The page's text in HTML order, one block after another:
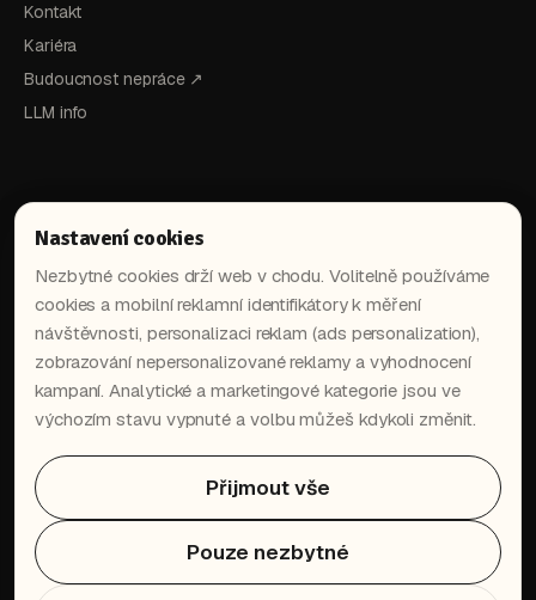
Kontakt
Kariéra
Budoucnost nepráce ↗
LLM info
Dostaň nejnovější AI postupy
přímo do tvé schránky.
Přihlášením souhlasíš sezpracováním osobních údajů.
Nastavení cookies
Nezbytné cookies drží web v chodu. Volitelně používáme
cookies a mobilní reklamní identifikátory k měření
návštěvnosti, personalizaci reklam (ads personalization),
zobrazování nepersonalizované reklamy a vyhodnocení
kampaní. Analytické a marketingové kategorie jsou ve
výchozím stavu vypnuté a volbu můžeš kdykoli změnit.
Přijmout vše
Pouze nezbytné